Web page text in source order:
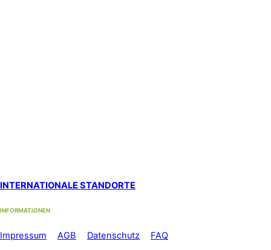
INTERNATIONALE STANDORTE
INFORMATIONEN
Impressum AGB Datenschutz FAQ